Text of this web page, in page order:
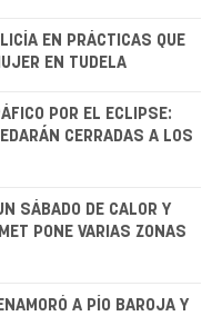
EN PRÁCTICAS QUE
EN TUDELA
POR EL ECLIPSE:
CERRADAS A LOS
SÁBADO DE CALOR Y
PONE VARIAS ZONAS
A PÍO BAROJA Y